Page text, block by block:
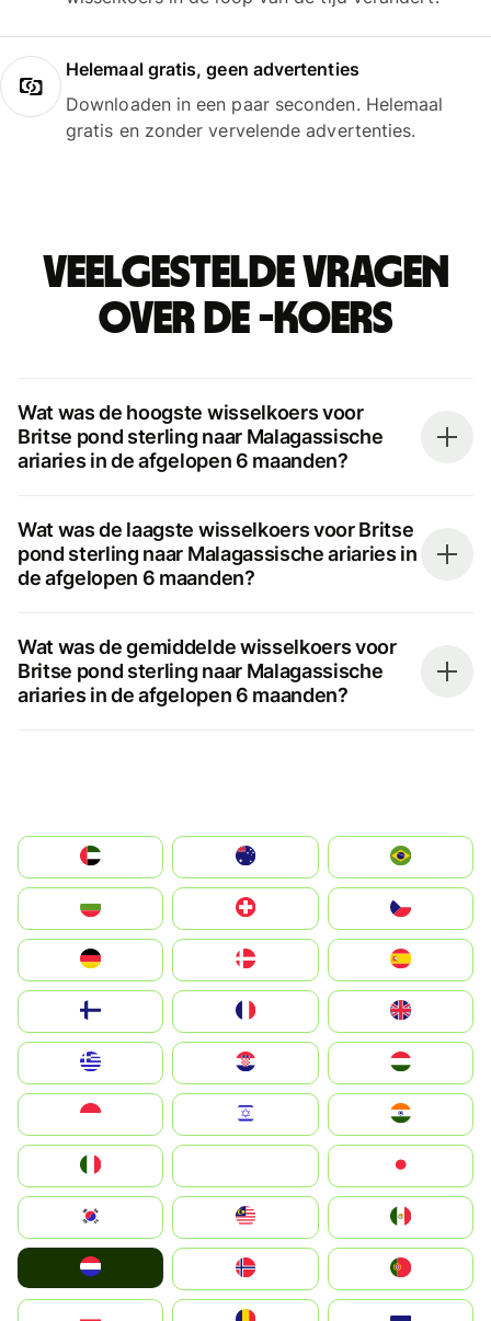
Helemaal gratis, geen advertenties
Downloaden in een paar seconden. Helemaal
gratis en zonder vervelende advertenties.
Veelgestelde vragen
over de -koers
Wat was de hoogste wisselkoers voor
Britse pond sterling naar Malagassische
ariaries in de afgelopen 6 maanden?
Wat was de laagste wisselkoers voor Britse
pond sterling naar Malagassische ariaries in
de afgelopen 6 maanden?
Wat was de gemiddelde wisselkoers voor
Britse pond sterling naar Malagassische
ariaries in de afgelopen 6 maanden?
الإمارات العربية المتحدة
Switzerland
Deutschland
United Kingdom
Magyarország
South Korea